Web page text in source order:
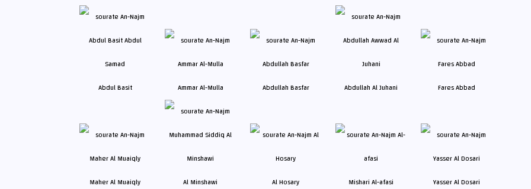
Abdul Basit Ammar Al-Mulla Abdullah Basfar Abdullah Al Juhani Fares Abbad
Maher Al Muaiqly Al Minshawi Al Hosary Mishari Al-afasi Yasser Al Dosari